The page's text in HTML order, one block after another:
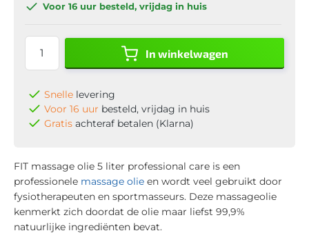
Voor 16 uur besteld, vrijdag in huis
In winkelwagen
Snelle levering
Voor 16 uur besteld, vrijdag in huis
Gratis achteraf betalen (Klarna)
FIT massage olie 5 liter professional care is een
professionele massage olie en wordt veel gebruikt door
fysiotherapeuten en sportmasseurs. Deze massageolie
kenmerkt zich doordat de olie maar liefst 99,9%
natuurlijke ingrediënten bevat.